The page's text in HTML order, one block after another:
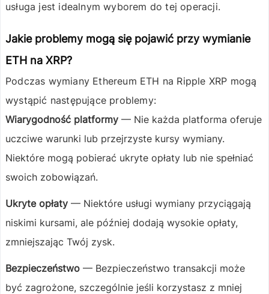
usługa jest idealnym wyborem do tej operacji.
Jakie problemy mogą się pojawić przy wymianie
ETH na XRP?
Podczas wymiany Ethereum ETH na Ripple XRP mogą
wystąpić następujące problemy:
Wiarygodność platformy — Nie każda platforma oferuje
uczciwe warunki lub przejrzyste kursy wymiany.
Niektóre mogą pobierać ukryte opłaty lub nie spełniać
swoich zobowiązań.
Ukryte opłaty — Niektóre usługi wymiany przyciągają
niskimi kursami, ale później dodają wysokie opłaty,
zmniejszając Twój zysk.
Bezpieczeństwo — Bezpieczeństwo transakcji może
być zagrożone, szczególnie jeśli korzystasz z mniej